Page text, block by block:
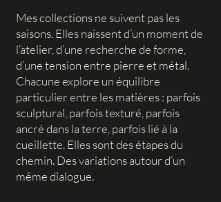
Mes collections ne suivent pas les
saisons. Elles naissent d’un moment de
l’atelier, d’une recherche de forme,
d’une tension entre pierre et métal.
Chacune explore un équilibre
particulier entre les matières : parfois
sculptural, parfois texturé, parfois
ancré dans la terre, parfois lié à la
cueillette. Elles sont des étapes du
chemin. Des variations autour d’un
même dialogue.